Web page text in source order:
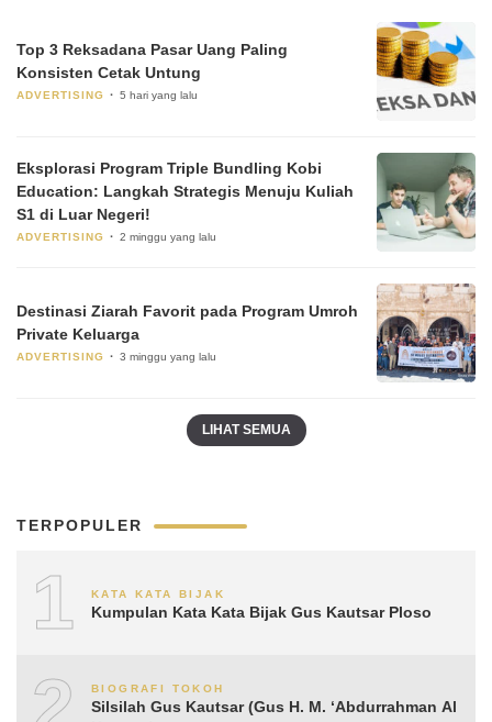
Top 3 Reksadana Pasar Uang Paling
Konsisten Cetak Untung
ADVERTISING 5 hari yang lalu
Eksplorasi Program Triple Bundling Kobi
Education: Langkah Strategis Menuju Kuliah
S1 di Luar Negeri!
ADVERTISING 2 minggu yang lalu
Destinasi Ziarah Favorit pada Program Umroh
Private Keluarga
ADVERTISING 3 minggu yang lalu
LIHAT SEMUA
TERPOPULER
1 KATA KATA BIJAK
Kumpulan Kata Kata Bijak Gus Kautsar Ploso
BIOGRAFI TOKOH
Silsilah Gus Kautsar (Gus H. M. ‘Abdurrahman Al